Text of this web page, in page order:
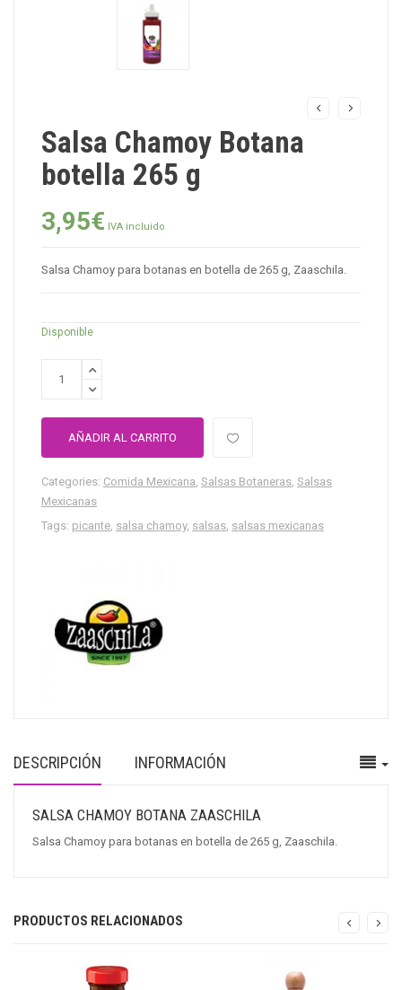
Salsa Chamoy Botana
botella 265 g
3,95€ IVA incluido
Salsa Chamoy para botanas en botella de 265 g, Zaaschila.
Disponible
AÑADIR AL CARRITO
Categories: Comida Mexicana, Salsas Botaneras, Salsas
Mexicanas
Tags: picante, salsa chamoy, salsas, salsas mexicanas
DESCRIPCIÓN INFORMACIÓN
SALSA CHAMOY BOTANA ZAASCHILA
Salsa Chamoy para botanas en botella de 265 g, Zaaschila.
PRODUCTOS RELACIONADOS